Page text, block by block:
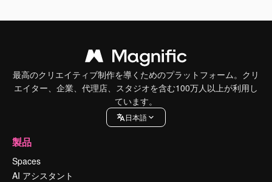
最高のクリエイティブ制作を導くためのプラットフォーム。クリ
エイター、企業、代理店、スタジオを含む100万人以上が利用し
ています。
日本語
製品
Spaces
AI アシスタント